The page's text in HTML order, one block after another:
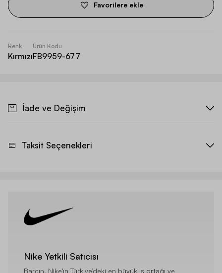
Favorilere ekle
Renk
Kırmızı
Ürün Kodu
FB9959-677
İade ve Değişim
Taksit Seçenekleri
Nike Yetkili Satıcısı
Barçın, Nike’ın Türkiye’deki en büyük iş ortağı ve